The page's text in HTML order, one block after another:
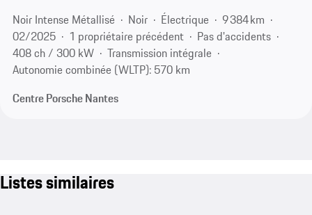
Noir Intense Métallisé
Noir Électrique
9 384 km
02/2025
1 propriétaire précédent
Pas d'accidents
408 ch / 300 kW
Transmission intégrale
Autonomie combinée (WLTP): 570 km
Centre Porsche Nantes
Listes similaires